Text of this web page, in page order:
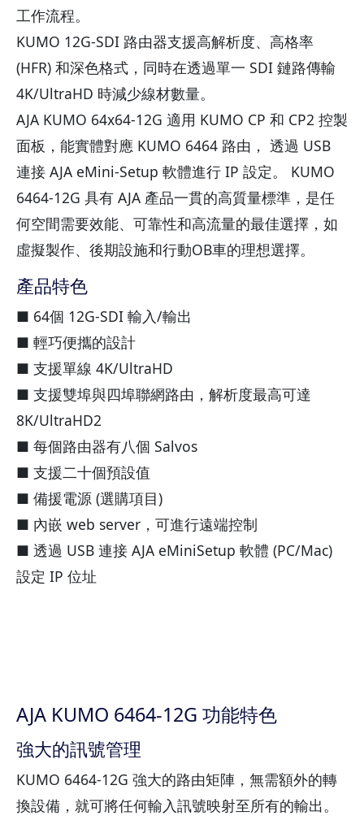
工作流程。
KUMO 12G-SDI 路由器支援高解析度、高格率
(HFR) 和深色格式，同時在透過單一 SDI 鏈路傳輸
4K/UltraHD 時減少線材數量。
AJA KUMO 64x64-12G 適用 KUMO CP 和 CP2 控製
面板，能實體對應 KUMO 6464 路由， 透過 USB
連接 AJA eMini-Setup 軟體進行 IP 設定。 KUMO
6464-12G 具有 AJA 產品一貫的高質量標準，是任
何空間需要效能、可靠性和高流量的最佳選擇，如
虛擬製作、後期設施和行動OB車的理想選擇。
產品特色
■ 64個 12G-SDI 輸入/輸出
■ 輕巧便攜的設計
■ 支援單線 4K/UltraHD
■ 支援雙埠與四埠聯網路由，解析度最高可達
8K/UltraHD2
■ 每個路由器有八個 Salvos
■ 支援二十個預設值
■ 備援電源 (選購項目)
■ 內嵌 web server，可進行遠端控制
■ 透過 USB 連接 AJA eMiniSetup 軟體 (PC/Mac)
設定 IP 位址
AJA KUMO 6464-12G 功能特色
強大的訊號管理
KUMO 6464-12G 強大的路由矩陣，無需額外的轉
換設備，就可將任何輸入訊號映射至所有的輸出。